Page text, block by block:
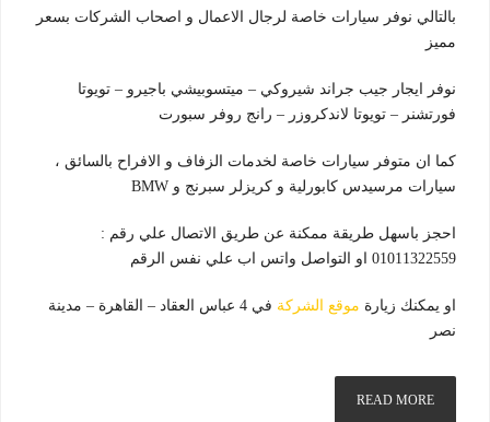
بالتالي نوفر سيارات خاصة لرجال الاعمال و اصحاب الشركات بسعر
مميز
نوفر ايجار جيب جراند شيروكي – ميتسوبيشي باجيرو – تويوتا
فورتشنر – تويوتا لاندكروزر – رانج روفر سبورت
كما ان متوفر سيارات خاصة لخدمات الزفاف و الافراح بالسائق ،
سيارات مرسيدس كابورلية و كريزلر سبرنج و BMW
احجز باسهل طريقة ممكنة عن طريق الاتصال علي رقم :
01011322559 او التواصل واتس اب علي نفس الرقم
او يمكنك زيارة موقع الشركة
في 4 عباس العقاد – القاهرة – مدينة
نصر
READ MORE